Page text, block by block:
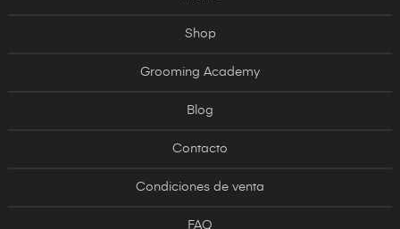
Shop
Grooming Academy
Blog
Contacto
Condiciones de venta
FAQ